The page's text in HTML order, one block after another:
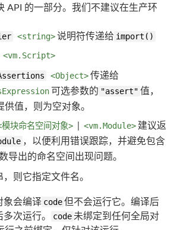
API 的一部分。我们不建议在生产环
<string>说明符传递给 import()
<vm.Script>
<Object>传递给
可选参数的 "assert" 值，
供值，则为空对象。
模块命名空间对象> <vm.Module> 建议返
，以便利用错误跟踪，并避免包含
导出的命名空间出现问题。
，则它指定文件名。
象会编译 code但不会运行它。编译后
次运行。 code 未绑定到任何全局对